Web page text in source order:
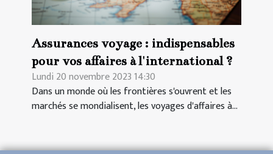
Assurances voyage : indispensables
pour vos affaires à l'international ?
Lundi 20 novembre 2023 14:30
Dans un monde où les frontières s'ouvrent et les
marchés se mondialisent, les voyages d'affaires à...